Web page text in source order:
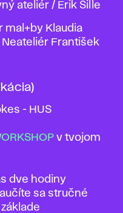
ateliér / Erik Šille
mal+by Klaudia
Neateliér František
- HUS
v tvojom
dve hodiny
sa stručné